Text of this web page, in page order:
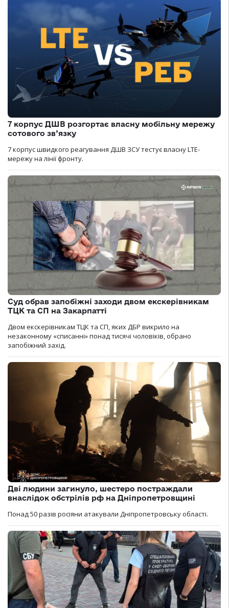
7 корпус ДШВ розгортає власну мобільну мережу
сотового зв’язку
7 корпус швидкого реагування ДШВ ЗСУ тестує власну LTE-
мережу на лінії фронту.
Суд обрав запобіжні заходи двом екскерівникам
ТЦК та СП на Закарпатті
Двом екскерівникам ТЦК та СП, яких ДБР викрило на
незаконному «списанні» понад тисячі чоловіків, обрано
запобіжний захід.
Дві людини загинуло, шестеро постраждали
внаслідок обстрілів рф на Дніпропетровщині
Понад 50 разів росіяни атакували Дніпропетровську області.